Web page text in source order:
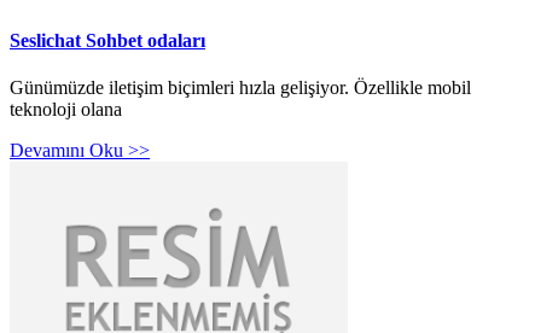
Seslichat Sohbet odaları
Günümüzde iletişim biçimleri hızla gelişiyor. Özellikle mobil
teknoloji olana
Devamını Oku >>